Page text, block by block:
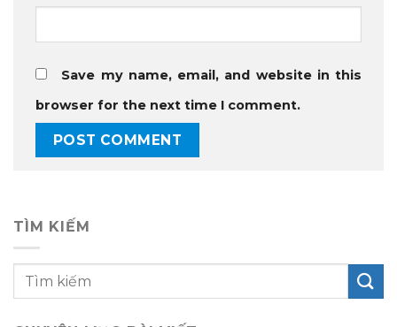
Save my name, email, and website in this
browser for the next time I comment.
TÌM KIẾM